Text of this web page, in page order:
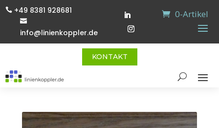
 +49 8381 928681

info@linienkoppler.de
0-Artikel
KONTAKT